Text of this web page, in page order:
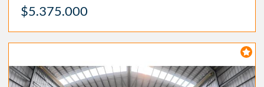
$5.375.000